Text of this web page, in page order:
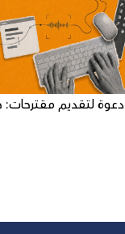
دعوة لتقديم مقترحات: